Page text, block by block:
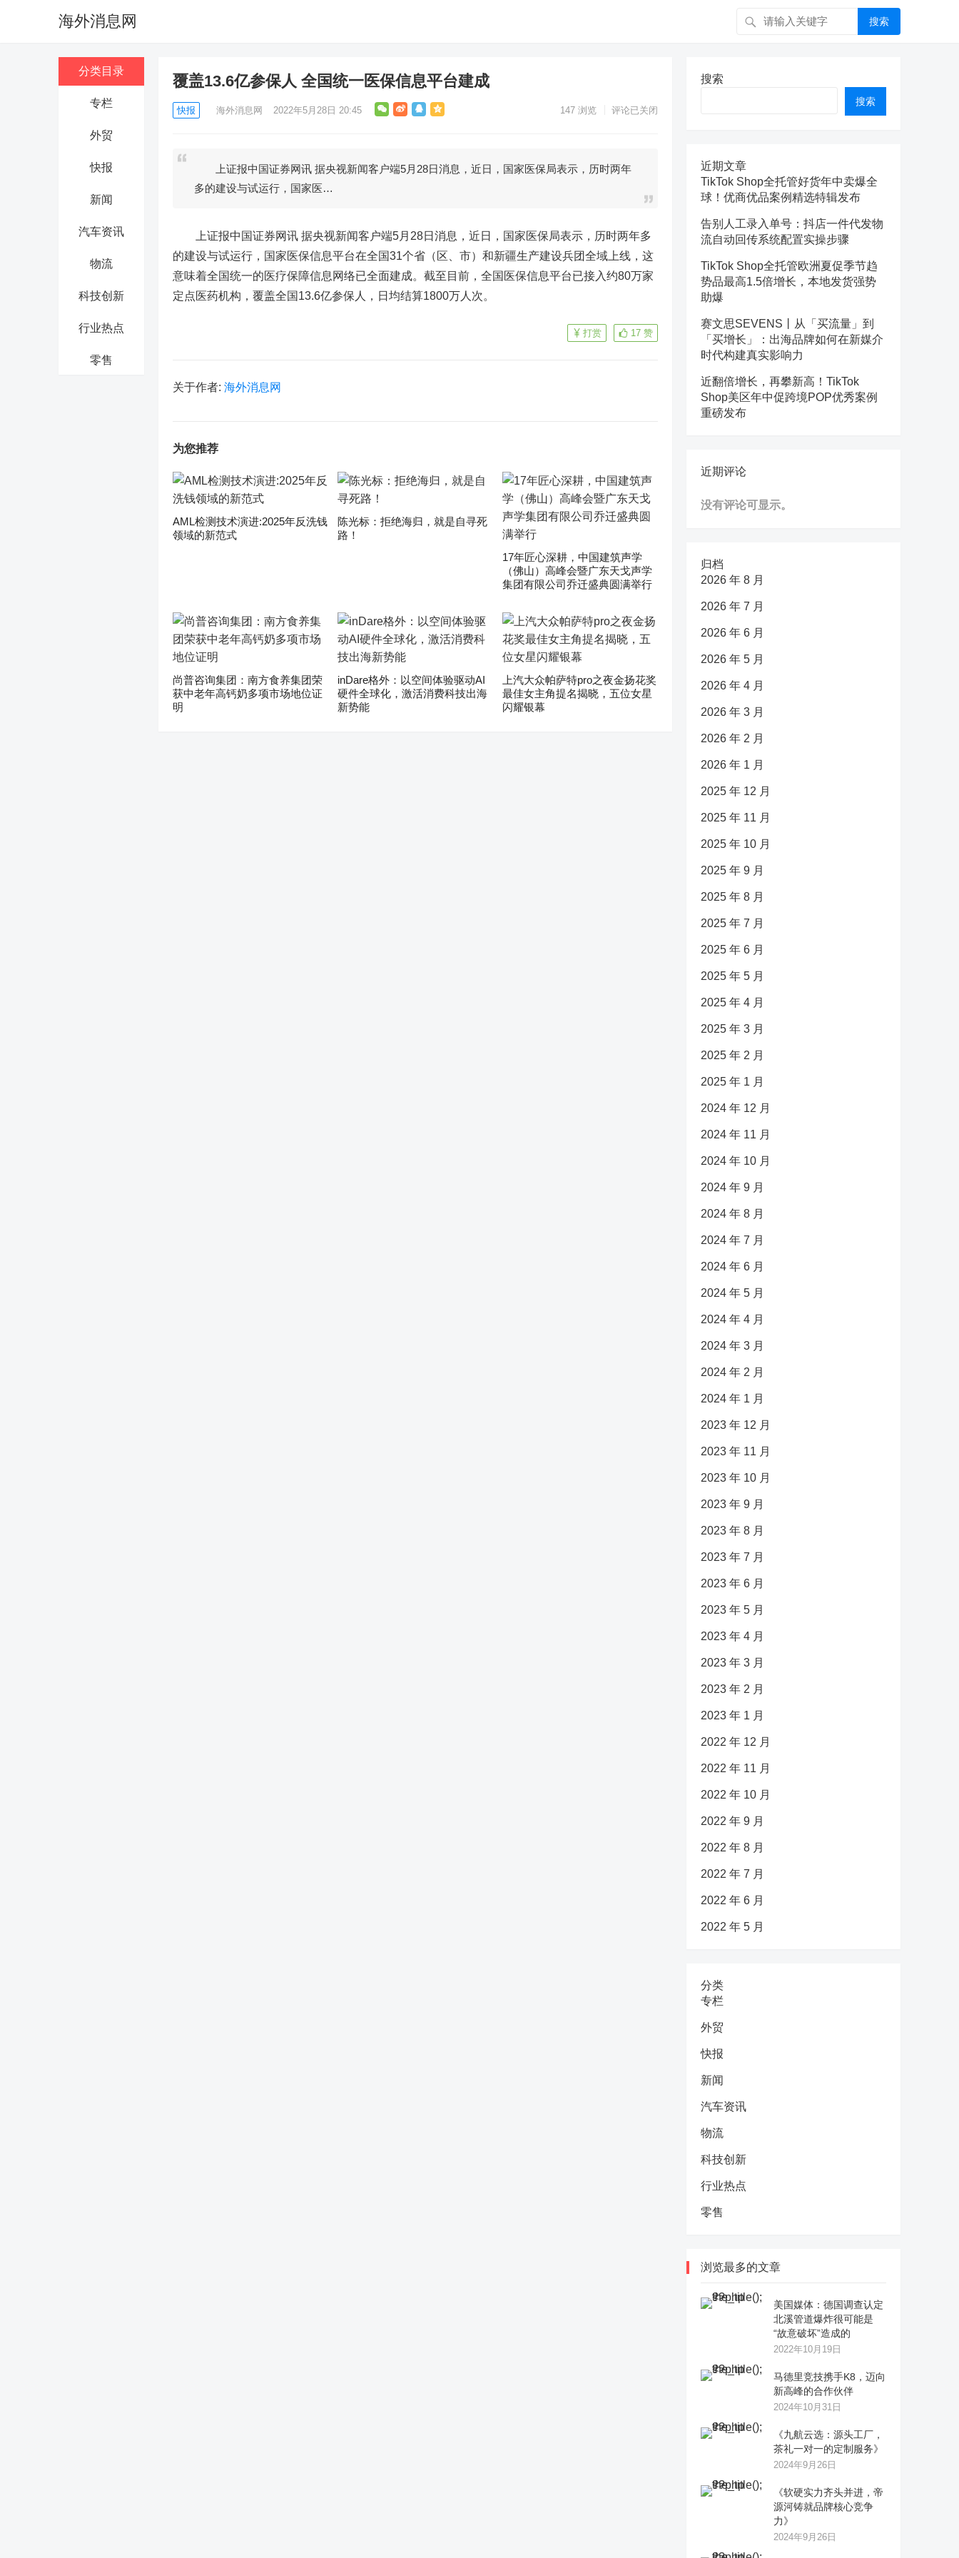
海外消息网 搜索
分类目录
专栏
外贸
快报
新闻
汽车资讯
物流
科技创新
行业热点
零售
覆盖13.6亿参保人 全国统一医保信息平台建成
快报 海外消息网 2022年5月28日 20:45 147 浏览 评论已关闭
上证报中国证券网讯 据央视新闻客户端5月28日消息，近日，国家医保局表示，历时两年
多的建设与试运行，国家医…
上证报中国证券网讯 据央视新闻客户端5月28日消息，近日，国家医保局表示，历时两年多
的建设与试运行，国家医保信息平台在全国31个省（区、市）和新疆生产建设兵团全域上线，这
意味着全国统一的医疗保障信息网络已全面建成。截至目前，全国医保信息平台已接入约80万家
定点医药机构，覆盖全国13.6亿参保人，日均结算1800万人次。
17 赞
打赏
关于作者: 海外消息网
为您推荐
AML检测技术演进:2025年反洗钱
领域的新范式
陈光标：拒绝海归，就是自寻死
路！
17年匠心深耕，中国建筑声学
（佛山）高峰会暨广东天戈声学
集团有限公司乔迁盛典圆满举行
尚普咨询集团：南方食养集团荣
获中老年高钙奶多项市场地位证
明
inDare格外：以空间体验驱动AI
硬件全球化，激活消费科技出海
新势能
上汽大众帕萨特pro之夜金扬花奖
最佳女主角提名揭晓，五位女星
闪耀银幕
搜索
搜索
近期文章
TikTok Shop全托管好货年中卖爆全
球！优商优品案例精选特辑发布
告别人工录入单号：抖店一件代发物
流自动回传系统配置实操步骤
TikTok Shop全托管欧洲夏促季节趋
势品最高1.5倍增长，本地发货强势
助爆
赛文思SEVENS丨从「买流量」到
「买增长」：出海品牌如何在新媒介
时代构建真实影响力
近翻倍增长，再攀新高！TikTok
Shop美区年中促跨境POP优秀案例
重磅发布
近期评论
没有评论可显示。
归档
2026 年 8 月
2026 年 7 月
2026 年 6 月
2026 年 5 月
2026 年 4 月
2026 年 3 月
2026 年 2 月
2026 年 1 月
2025 年 12 月
2025 年 11 月
2025 年 10 月
2025 年 9 月
2025 年 8 月
2025 年 7 月
2025 年 6 月
2025 年 5 月
2025 年 4 月
2025 年 3 月
2025 年 2 月
2025 年 1 月
2024 年 12 月
2024 年 11 月
2024 年 10 月
2024 年 9 月
2024 年 8 月
2024 年 7 月
2024 年 6 月
2024 年 5 月
2024 年 4 月
2024 年 3 月
2024 年 2 月
2024 年 1 月
2023 年 12 月
2023 年 11 月
2023 年 10 月
2023 年 9 月
2023 年 8 月
2023 年 7 月
2023 年 6 月
2023 年 5 月
2023 年 4 月
2023 年 3 月
2023 年 2 月
2023 年 1 月
2022 年 12 月
2022 年 11 月
2022 年 10 月
2022 年 9 月
2022 年 8 月
2022 年 7 月
2022 年 6 月
2022 年 5 月
分类
专栏
外贸
快报
新闻
汽车资讯
物流
科技创新
行业热点
零售
浏览最多的文章
美国媒体：德国调查认定
北溪管道爆炸很可能是
“故意破坏”造成的
2022年10月19日
马德里竞技携手K8，迈向
新高峰的合作伙伴
2024年10月31日
《九航云选：源头工厂，
茶礼一对一的定制服务》
2024年9月26日
《软硬实力齐头并进，帝
源河铸就品牌核心竞争
力》
2024年9月26日